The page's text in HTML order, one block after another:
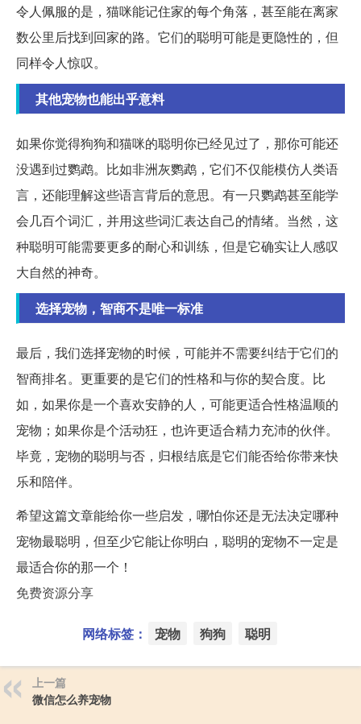
令人佩服的是，猫咪能记住家的每个角落，甚至能在离家
数公里后找到回家的路。它们的聪明可能是更隐性的，但
同样令人惊叹。
其他宠物也能出乎意料
如果你觉得狗狗和猫咪的聪明你已经见过了，那你可能还
没遇到过鹦鹉。比如非洲灰鹦鹉，它们不仅能模仿人类语
言，还能理解这些语言背后的意思。有一只鹦鹉甚至能学
会几百个词汇，并用这些词汇表达自己的情绪。当然，这
种聪明可能需要更多的耐心和训练，但是它确实让人感叹
大自然的神奇。
选择宠物，智商不是唯一标准
最后，我们选择宠物的时候，可能并不需要纠结于它们的
智商排名。更重要的是它们的性格和与你的契合度。比
如，如果你是一个喜欢安静的人，可能更适合性格温顺的
宠物；如果你是个活动狂，也许更适合精力充沛的伙伴。
毕竟，宠物的聪明与否，归根结底是它们能否给你带来快
乐和陪伴。
希望这篇文章能给你一些启发，哪怕你还是无法决定哪种
宠物最聪明，但至少它能让你明白，聪明的宠物不一定是
最适合你的那一个！
免费资源分享
网络标签： 宠物 狗狗 聪明
上一篇
微信怎么养宠物